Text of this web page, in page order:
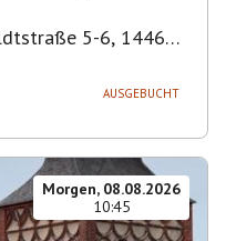
5-6, 14467
AUSGEBUCHT
Morgen, 08.08.2026
10:45